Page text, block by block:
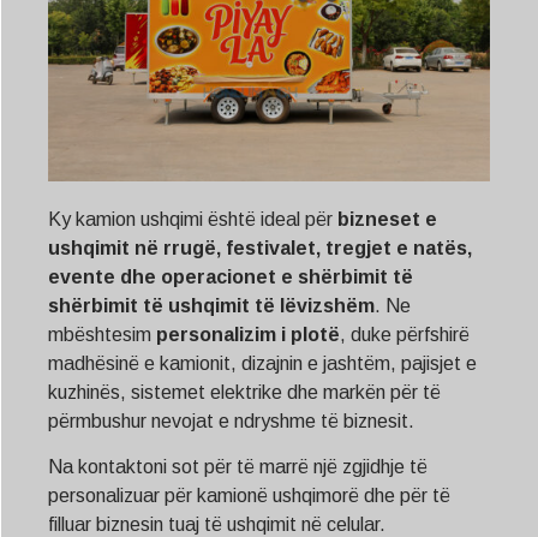
Ky kamion ushqimi është ideal për bizneset e
ushqimit në rrugë, festivalet, tregjet e natës,
evente dhe operacionet e shërbimit të
shërbimit të ushqimit të lëvizshëm. Ne
mbështesim personalizim i plotë, duke përfshirë
madhësinë e kamionit, dizajnin e jashtëm, pajisjet e
kuzhinës, sistemet elektrike dhe markën për të
përmbushur nevojat e ndryshme të biznesit.
Na kontaktoni sot për të marrë një zgjidhje të
personalizuar për kamionë ushqimorë dhe për të
filluar biznesin tuaj të ushqimit në celular.